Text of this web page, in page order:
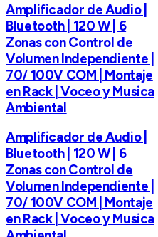
Amplificador de Audio |
Bluetooth | 120 W | 6
Zonas con Control de
Volumen Independiente |
70/ 100V COM | Montaje
en Rack | Voceo y Musica
Ambiental
Amplificador de Audio |
Bluetooth | 120 W | 6
Zonas con Control de
Volumen Independiente |
70/ 100V COM | Montaje
en Rack | Voceo y Musica